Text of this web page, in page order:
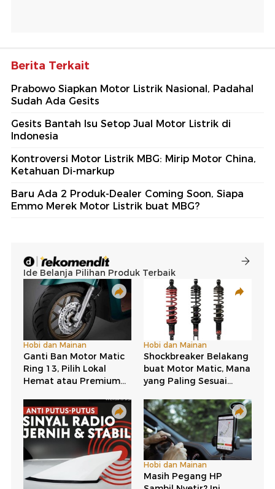
Berita Terkait
Prabowo Siapkan Motor Listrik Nasional, Padahal
Sudah Ada Gesits
Gesits Bantah Isu Setop Jual Motor Listrik di
Indonesia
Kontroversi Motor Listrik MBG: Mirip Motor China,
Ketahuan Di-markup
Baru Ada 2 Produk-Dealer Coming Soon, Siapa
Emmo Merek Motor Listrik buat MBG?